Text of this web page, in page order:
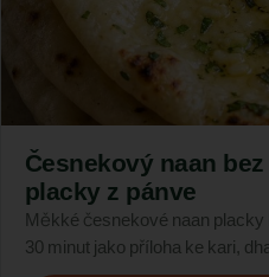
Česnekový naan
placky z pánve
Měkké česnekové naan
30 minut jako příloha ke kari,